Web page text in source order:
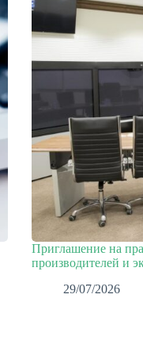
Приглашение на
производителей и
29/07/2026